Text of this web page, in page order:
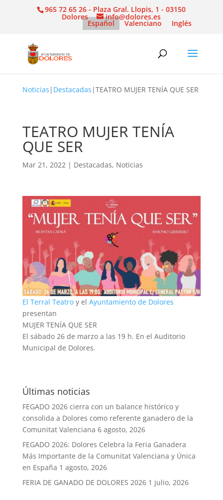
965 72 65 26 - Plaza Gral. Llopis, 1 - 03150
Dolores info@dolores.es
Español Valenciano Inglés
Noticias | Destacadas |TEATRO MUJER TENÍA QUE SER
TEATRO MUJER TENÍA
QUE SER
Mar 21, 2022| Destacadas, Noticias
El Terral Teatroy el Ayuntamiento de Dolores
presentan
MUJER TENÍA QUE SER
El sábado 26 de marzo a las 19 h. En el Auditorio
Municipal de Dolores.
Últimas noticias
FEGADO 2026 cierra con un balance histórico y
consolida a Dolores como referente ganadero de la
Comunitat Valenciana 6 agosto, 2026
FEGADO 2026: Dolores Celebra la Feria Ganadera
Más Importante de la Comunitat Valenciana y Única
en España 1 agosto, 2026
FERIA DE GANADO DE DOLORES 2026 1 julio, 2026